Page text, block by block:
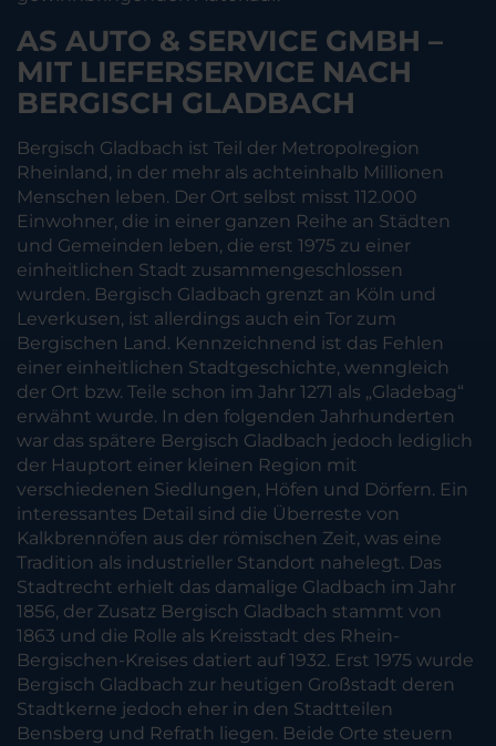
AS AUTO & SERVICE GMBH –
MIT LIEFERSERVICE NACH
BERGISCH GLADBACH
Bergisch Gladbach ist Teil der Metropolregion
Rheinland, in der mehr als achteinhalb Millionen
Menschen leben. Der Ort selbst misst 112.000
Einwohner, die in einer ganzen Reihe an Städten
und Gemeinden leben, die erst 1975 zu einer
einheitlichen Stadt zusammengeschlossen
wurden. Bergisch Gladbach grenzt an Köln und
Leverkusen, ist allerdings auch ein Tor zum
Bergischen Land. Kennzeichnend ist das Fehlen
einer einheitlichen Stadtgeschichte, wenngleich
der Ort bzw. Teile schon im Jahr 1271 als „Gladebag“
erwähnt wurde. In den folgenden Jahrhunderten
war das spätere Bergisch Gladbach jedoch lediglich
der Hauptort einer kleinen Region mit
verschiedenen Siedlungen, Höfen und Dörfern. Ein
interessantes Detail sind die Überreste von
Kalkbrennöfen aus der römischen Zeit, was eine
Tradition als industrieller Standort nahelegt. Das
Stadtrecht erhielt das damalige Gladbach im Jahr
1856, der Zusatz Bergisch Gladbach stammt von
1863 und die Rolle als Kreisstadt des Rhein-
Bergischen-Kreises datiert auf 1932. Erst 1975 wurde
Bergisch Gladbach zur heutigen Großstadt deren
Stadtkerne jedoch eher in den Stadtteilen
Bensberg und Refrath liegen. Beide Orte steuern